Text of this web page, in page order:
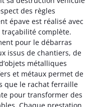
des règles
épave est réalisé avec
complète.
pour le débarras
issus de chantiers, de
métalliques
et métaux permet de
que le rachat ferraille
pour transformer des
Chaque prestation